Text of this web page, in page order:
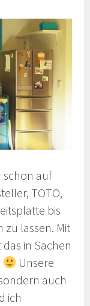
schon auf
TOTO,
bis
zu lassen. Mit
in Sachen
Unsere
auch
ich